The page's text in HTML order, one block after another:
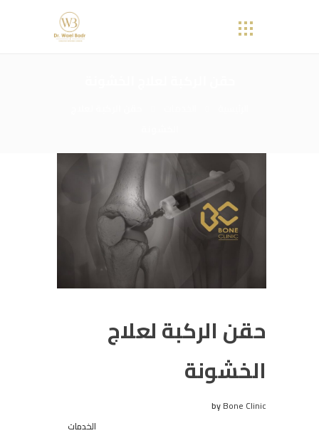
حقن الركبة لعلاج
الخشونة
byBone Clinic
الخدمات